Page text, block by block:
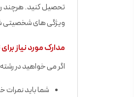
تحصیل کنید. هرچند
ویژگی های شخصیتی
مدارک مورد نیاز
اگر می خواهید در
شما باید